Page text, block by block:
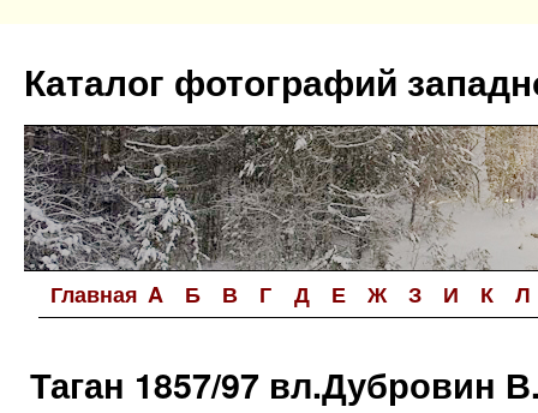
содержимому
Каталог фотографий
Главная A Б В Г Д Е Ж З И К Л
Таган 1857/97 вл.Дубровин